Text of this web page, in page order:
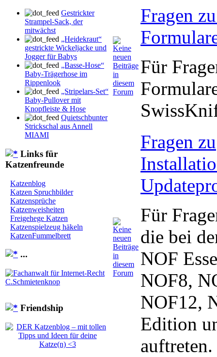
Gestrickter
Strampel-Sack, der
mitwächst
„Heidekraut“
gestrickte Wickeljacke und
Jogger für Babys
„Basse-Hose“
Baby-Trägerhose im
Rippenlook
„Stripelars-Set“
Baby-Pullover mit
Knopfleiste & Hose
Quietschbunter
Strickschal aus Annell
MIAMI
Links für
Katzenfreunde
Katzenblog
Katzen Spruchbilder
Katzensprüche
Katzenweisheiten
Freigehege Katzen
Katzenspielzeug häkeln
KatzenFummelbrett
...
Friendship
Fragen
Für
Fragen zu
Für
die bei
NOF
NOF8,
NOF12,
Edition
auftreten.